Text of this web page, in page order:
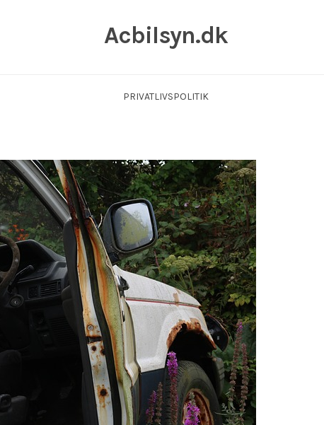
Acbilsyn.dk
PRIVATLIVSPOLITIK